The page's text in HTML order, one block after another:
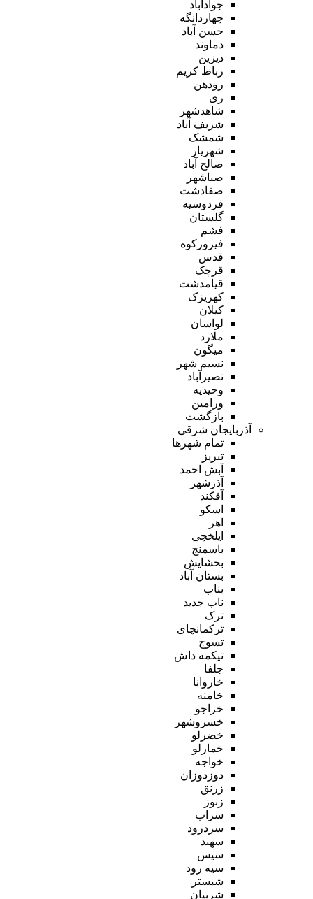
جوادآباد
چهاردانگه
حسن آباد
دماوند
دیزین
رباط کریم
رودهن
ری
شاهدشهر
شریف آباد
شمشک
شهریار
صالح آباد
صباشهر
صفادشت
فردوسیه
گلستان
فشم
فیروزکوه
قدس
قرچک
قیامدشت
کهریزک
کیلان
لواسان
ملارد
میگون
نسیم شهر
نصیرآباد
وحیدیه
ورامین
بازگشت
آذربایجان شرقی
تمام شهر‌ها
تبریز
آبش احمد
آذرشهر
آقکند
اسکو
اهر
ایلخچی
باسمنج
بخشایش
بستان آباد
بناب
ناب جدید
ترک
ترکمانچای
تسوج
تیکمه داش
جلفا
خاروانا
خامنه
خراجو
خسروشهر
خضرلو
خمارلو
خواجه
دوزدوزان
زرنق
زنوز
سراب
سردرود
سهند
سیس
سیه رود
شبستر
شربیان